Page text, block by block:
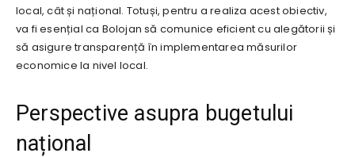
local, cât și național. Totuși, pentru a realiza acest obiectiv,
va fi esențial ca Bolojan să comunice eficient cu alegătorii și
să asigure transparență în implementarea măsurilor
economice la nivel local.
Perspective asupra bugetului
național